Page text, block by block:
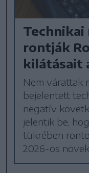
Technikai
rontják
kilátásait
Nem várattak
bejelentett
negatív
jelentik be,
tükrében
2026-os